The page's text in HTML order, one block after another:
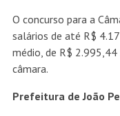
O concurso para a
salários de até R$
médio, de R$
câmara.
Prefeitura de João